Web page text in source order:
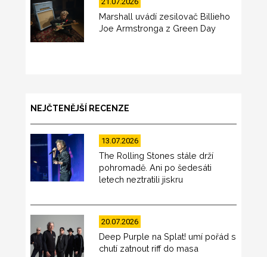
Marshall uvádí zesilovač Billieho
Joe Armstronga z Green Day
NEJČTENĚJŠÍ RECENZE
13.07.2026
The Rolling Stones stále drží
pohromadě. Ani po šedesáti
letech neztratili jiskru
20.07.2026
Deep Purple na Splat! umí pořád s
chutí zatnout riff do masa